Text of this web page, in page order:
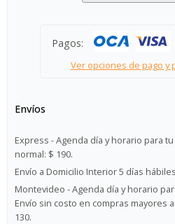
Pagos:
Ver opciones de pago y
Envíos
Express - Agenda día y horario para
normal: $ 190.
Envío a Domicilio Interior 5 días
Montevideo - Agenda día y horario
Envío sin costo en compras mayores
130.